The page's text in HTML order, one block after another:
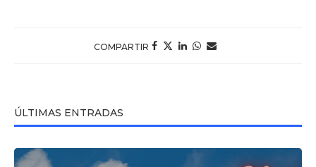
COMPARTIR
ÚLTIMAS ENTRADAS